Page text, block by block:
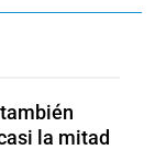
la mitad